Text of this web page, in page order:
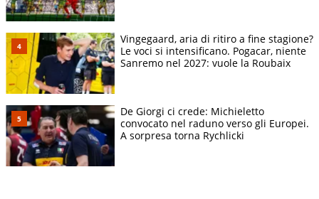
Vingegaard, aria di ritiro a fine stagione?
Le voci si intensificano. Pogacar, niente
Sanremo nel 2027: vuole la Roubaix
De Giorgi ci crede: Michieletto
convocato nel raduno verso gli Europei.
A sorpresa torna Rychlicki